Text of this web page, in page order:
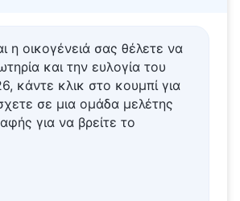
η οικογένειά σας θέλετε να
και την ευλογία του
κάντε κλικ στο κουμπί για
σε μια ομάδα μελέτης
για να βρείτε το